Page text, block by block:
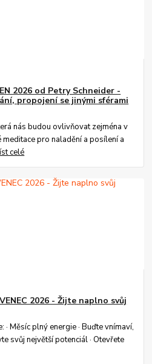
2026 od Petry Schneider -
propojení se jinými sférami
nás budou ovlivňovat zejména v
pro naladění a posílení a
celé
2026 - Žijte naplno svůj
Měsíc plný energie · Buďte vnímaví,
svůj největší potenciál · Otevřete